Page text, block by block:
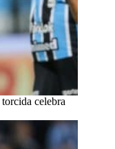
celebra